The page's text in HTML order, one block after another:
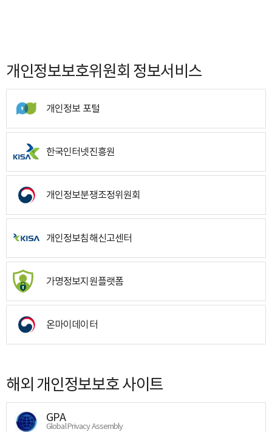
개인정보보호위원회 정보서비스
개인정보 포털
한국인터넷진흥원
개인정보분쟁조정위원회
개인정보침해신고센터
가명정보지원플랫폼
온마이데이터
해외 개인정보보호 사이트
GPA
Global Privacy Assembly